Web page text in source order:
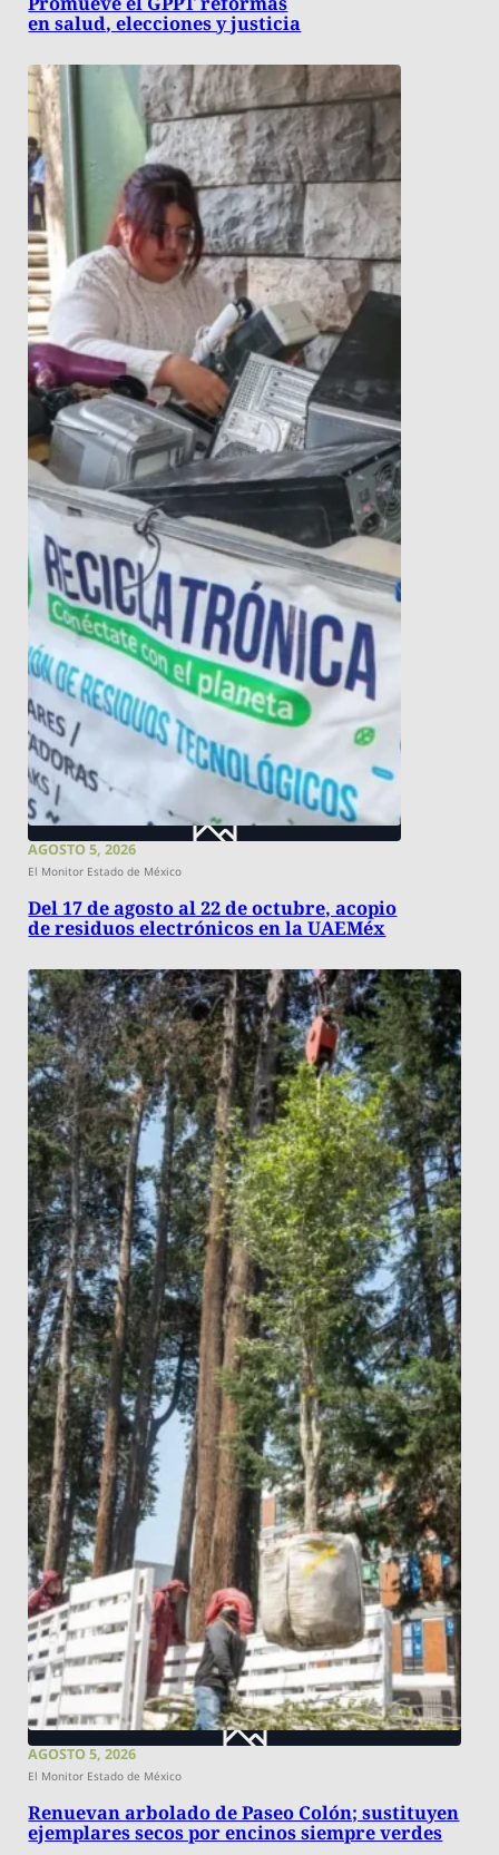
en salud, elecciones y justicia
AGOSTO 5, 2026
El Monitor Estado de México
Del 17 de agosto al 22 de octubre, acopio
de residuos electrónicos en la UAEMéx
AGOSTO 5, 2026
El Monitor Estado de México
Renuevan arbolado de Paseo Colón; sustituyen
ejemplares secos por encinos siempre verdes